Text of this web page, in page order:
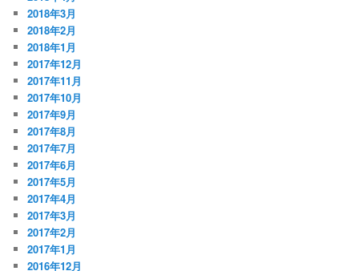
2018年3月
2018年2月
2018年1月
2017年12月
2017年11月
2017年10月
2017年9月
2017年8月
2017年7月
2017年6月
2017年5月
2017年4月
2017年3月
2017年2月
2017年1月
2016年12月